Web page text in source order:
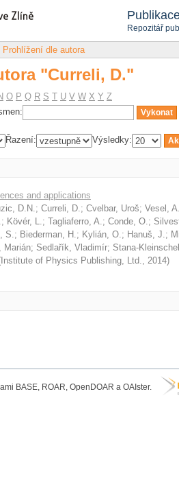
Repozitář
"Curreli, D."
Prohlížení dle autora
"Curreli, D."
O P Q R S T U V W X Y Z
Řazení: Výsledky:
and applications
D.N.; Curreli, D.; Cvelbar, Uroš; Vesel,
; Kövér, L.; Tagliaferro, A.; Conde, O.;
S.; Biederman, H.; Kylián, O.; Hanuš, J.;
Marián; Sedlařík, Vladimír; Stana-
Institute of Physics Publishing, Ltd., 2014)
BASE, ROAR, OpenDOAR a OAIster.